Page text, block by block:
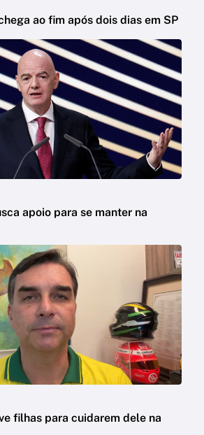
ao fim após dois dias em SP
apoio para se manter na
filhas para cuidarem dele na